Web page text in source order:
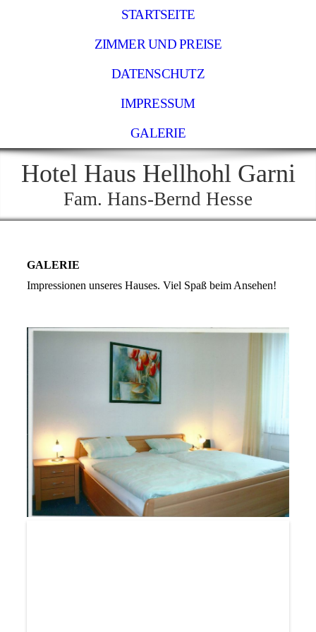
STARTSEITE
ZIMMER UND PREISE
DATENSCHUTZ
IMPRESSUM
GALERIE
HotelHaus Hellhohl Garni
Fam. Hans-Bernd Hesse
GALERIE
Impressionen unseres Hauses. Viel Spaß beim Ansehen!